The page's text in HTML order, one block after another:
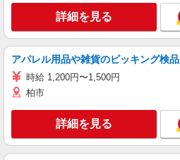
詳細を見る
アパレル用品や雑貨のピッキング検品
時給 1,200円〜1,500円
柏市
詳細を見る